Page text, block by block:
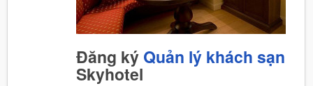
Đăng ký Quản lý khách sạn
Skyhotel